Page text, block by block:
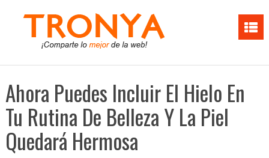
Ahora Puedes Incluir El Hielo En
Tu Rutina De Belleza Y La Piel
Quedará Hermosa